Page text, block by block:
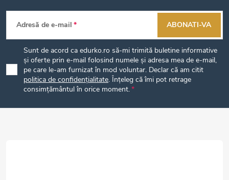
S
u
b
o
Adresă de e-mail
Sunt de acord ca edurko.ro să-mi trimită buletine informative
și oferte prin e-mail folosind numele și adresa mea de e-mail,
pe care le-am furnizat în mod voluntar. Declar că am citit
politica de confidențialitate. Înțeleg că îmi pot retrage
consimțământul în orice moment.
ABONATI-VA